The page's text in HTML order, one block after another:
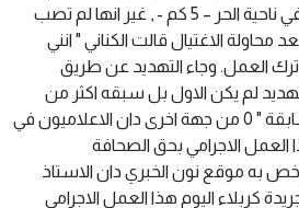
خروجها من منزلها الواقع في ناحية الحر – 5 كم - , غير انها لم تصب
محاولة الاغتيال قالت الكناني " انني
العمل. وجاء التهديد عن طريق
لم يكن الاول بل سبقه اكثر من
تهديد في فترات عملي السابقة " 0 من جهة اخرى دان الاعلاميون في
العمل الاجرامي بحق الصحافة
تصريح خص به موقع نون الخبري دان الاستاذ
كربلاء اليوم هذا العمل الاجرامي